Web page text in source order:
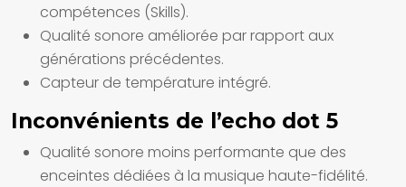
compétences (Skills).
Qualité sonore améliorée par rapport aux
générations précédentes.
Capteur de température intégré.
Inconvénients de l’echo dot 5
Qualité sonore moins performante que des
enceintes dédiées à la musique haute-fidélité.